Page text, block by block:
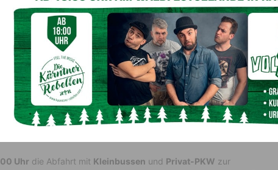
ebenfalls um 07:00 Uhr mit dem Frühstück. Es stehen drei
am Programm. Höhepunkt ist das traditionelle kulinarische Erlebnis
Uhr gibt es das Abendessen, anschließend folgt ein
Uhr gefrühstückt. Um 08:00 Uhr erfolgt die Busfahrt nach
stehen verschiedene Wanderungen im Bereich derGerlitzen zur
vorgesehen. Um 18:30 Uhr folgt das Abendessen. Um 20:30 Uhr
Vortrag über die Rattendorfer Alm,begleitet vomGailtåla3Xång
Uhr die Abfahrt mit Kleinbussen und Privat-PKW zur